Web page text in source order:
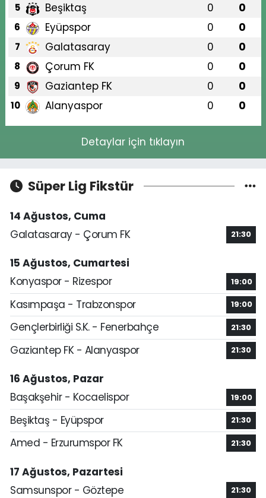
5 Beşiktaş 0 0
6 Eyüpspor 0 0
7 Galatasaray 0 0
8 Çorum FK 0 0
9 Gaziantep FK 0 0
10 Alanyaspor 0 0
Detaylar için tıklayın
Süper Lig Fikstür
14 Ağustos, Cuma
Galatasaray - Çorum FK
21:30
15 Ağustos, Cumartesi
Konyaspor - Rizespor
19:00
Kasımpaşa - Trabzonspor 19:00
Gençlerbirliği S.K. - Fenerbahçe 21:30
Gaziantep FK - Alanyaspor 21:30
16 Ağustos, Pazar
Başakşehir - Kocaelispor
19:00
Beşiktaş - Eyüpspor 21:30
Amed - Erzurumspor FK 21:30
17 Ağustos, Pazartesi
Samsunspor - Göztepe
21:30